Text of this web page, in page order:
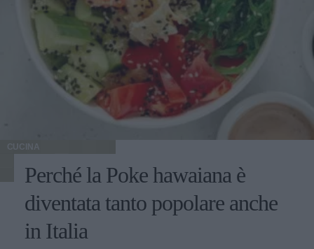
CUCINA
Perché la Poke hawaiana è
diventata tanto popolare anche
in Italia